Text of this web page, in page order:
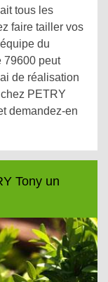
tous les
faire tailler vos
du
79600 peut
de réalisation
PETRY
demandez-en
Tony un